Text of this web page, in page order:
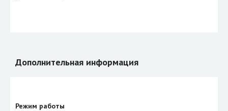
Дополнительная информация
Режим работы